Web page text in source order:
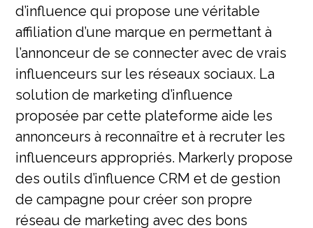
d’influence qui propose une véritable
affiliation d’une marque en permettant à
l’annonceur de se connecter avec de vrais
influenceurs sur les réseaux sociaux. La
solution de marketing d’influence
proposée par cette plateforme aide les
annonceurs à reconnaître et à recruter les
influenceurs appropriés. Markerly propose
des outils d’influence CRM et de gestion
de campagne pour créer son propre
réseau de marketing avec des bons